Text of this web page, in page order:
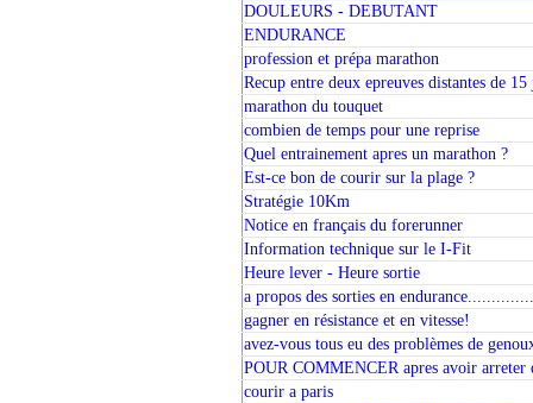
DOULEURS - DEBUTANT
ENDURANCE
profession et prépa marathon
Recup entre deux epreuves distantes de 15
marathon du touquet
combien de temps pour une reprise
Quel entrainement apres un marathon ?
Est-ce bon de courir sur la plage ?
Stratégie 10Km
Notice en français du forerunner
Information technique sur le I-Fit
Heure lever - Heure sortie
a propos des sorties en
gagner en résistance et en vitesse!
avez-vous tous eu des problèmes de
POUR COMMENCER apres avoir arreter
courir a paris